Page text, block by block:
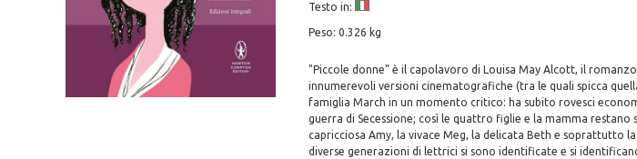
Testo in:
Peso: 0.326 kg
"Piccole donne" è il capolavoro di Louisa May Alcott, il
innumerevoli versioni cinematografiche (tra le quali spicca
famiglia March in un momento critico: ha subito rovesci
guerra di Secessione; così le quattro figlie e la mamma
capricciosa Amy, la vivace Meg, la delicata Beth e soprattutto
diverse generazioni di lettrici si sono identificate e si